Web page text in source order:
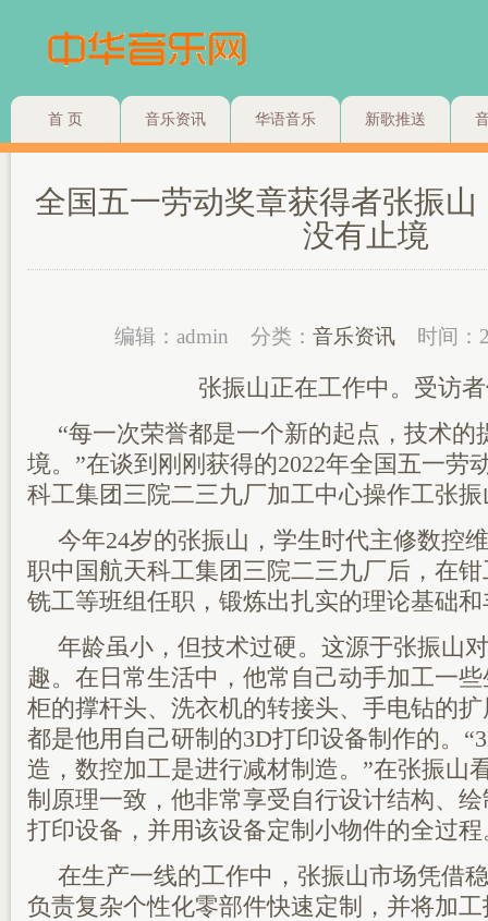
首 页 音乐资讯 华语音乐 新歌推送
全国五一劳动奖章获得者张振
没有止境
编辑：admin 分类： 音乐资讯 时间：
张振山正在工作中。受访
“每一次荣誉都是一个新的起点，技术的
境。”在谈到刚刚获得的2022年全国五一劳
科工集团三院二三九厂加工中心操作工张
今年24岁的张振山，学生时代主修数控
职中国航天科工集团三院二三九厂后，在
铣工等班组任职，锻炼出扎实的理论基础
年龄虽小，但技术过硬。这源于张振山
趣。在日常生活中，他常自己动手加工一
柜的撑杆头、洗衣机的转接头、手电钻的
都是他用自己研制的3D打印设备制作的。
造，数控加工是进行减材制造。”在张振山
制原理一致，他非常享受自行设计结构、
打印设备，并用该设备定制小物件的全过程
在生产一线的工作中，张振山市场凭借
负责复杂个性化零部件快速定制，并将加